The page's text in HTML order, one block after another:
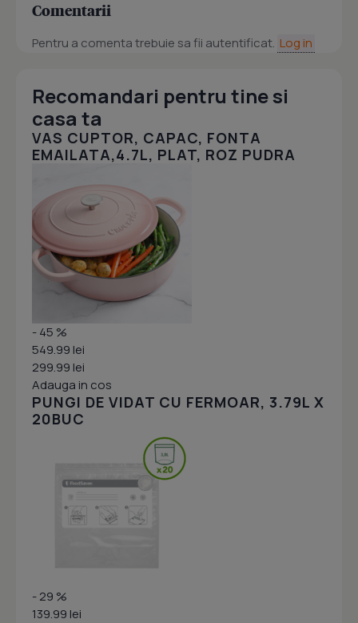
Comentarii
Pentru a comenta trebuie sa fii autentificat. Log in
Recomandari pentru tine si
casa ta
VAS CUPTOR, CAPAC, FONTA
EMAILATA,4.7L, PLAT, ROZ PUDRA
- 45 %
549.99 lei
299.99 lei
Adauga in cos
PUNGI DE VIDAT CU FERMOAR, 3.79L X
20BUC
- 29 %
139.99 lei